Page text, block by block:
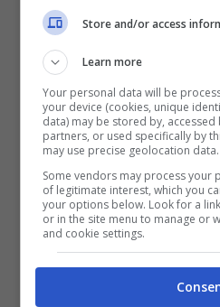
Dopo i due
si giunge alla parte
quella in cui il
soglia e sedersi davanti
Store and/or access
Learn more
Your personal data will be
your device (cookies, unique
data) may be stored by,
partners, or used specifically by
may use precise geolocation data.
Some vendors may process your
of legitimate interest, which you
your options below. Look for a
or in the site menu to manage or
and cookie settings.